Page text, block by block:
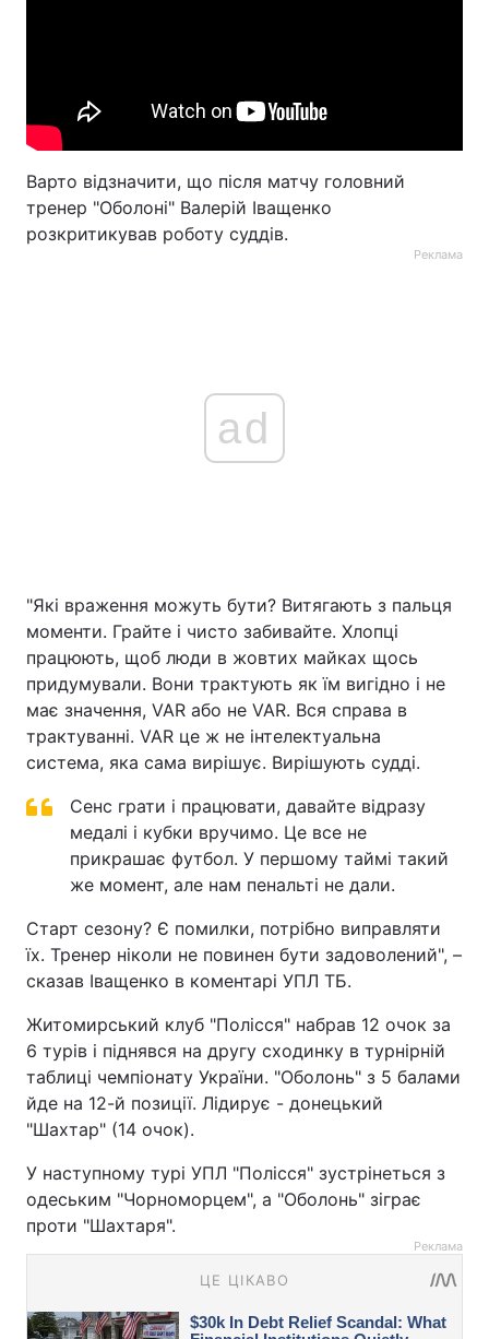
Варто відзначити, що після матчу головний
тренер "Оболоні" Валерій Іващенко
розкритикував роботу суддів.
Реклама
ad
"Які враження можуть бути? Витягають з пальця
моменти. Грайте і чисто забивайте. Хлопці
працюють, щоб люди в жовтих майках щось
придумували. Вони трактують як їм вигідно і не
має значення, VAR або не VAR. Вся справа в
трактуванні. VAR це ж не інтелектуальна
система, яка сама вирішує. Вирішують судді.
Сенс грати і працювати, давайте відразу
медалі і кубки вручимо. Це все не
прикрашає футбол. У першому таймі такий
же момент, але нам пенальті не дали.
Старт сезону? Є помилки, потрібно виправляти
їх. Тренер ніколи не повинен бути задоволений", –
сказав Іващенко в коментарі УПЛ ТБ.
Житомирський клуб "Полісся" набрав 12 очок за
6 турів і піднявся на другу сходинку в турнірній
таблиці чемпіонату України. "Оболонь" з 5 балами
йде на 12-й позиції. Лідирує - донецький
"Шахтар" (14 очок).
У наступному турі УПЛ "Полісся" зустрінеться з
одеським "Чорноморцем", а "Оболонь" зіграє
проти "Шахтаря".
Реклама